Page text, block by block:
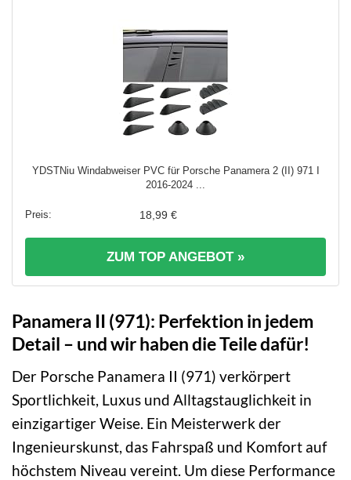
YDSTNiu Windabweiser PVC für Porsche Panamera 2 (II) 971 I
2016-2024 ...
18,99 €
ZUM TOP ANGEBOT »
Panamera II (971): Perfektion in jedem
Detail – und wir haben die Teile dafür!
Der Porsche Panamera II (971) verkörpert
Sportlichkeit, Luxus und Alltagstauglichkeit in
einzigartiger Weise. Ein Meisterwerk der
Ingenieurskunst, das Fahrspaß und Komfort auf
höchstem Niveau vereint. Um diese Performance